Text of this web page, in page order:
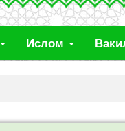
Ислом